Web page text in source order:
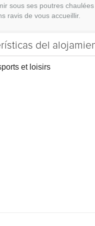
sous ses poutres
ravis de vous accueillir.
del
et loisirs